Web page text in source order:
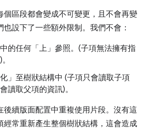
個區段都會變成不可變更，且不會再變
設下了一些額外限制。我們不會：
的任何「上」參照。(子項無法擁有指
」至樹狀結構中 (子項只會讀取子項
讀取父項的資訊)。
後續版面配置中重複使用片段。沒有這
經常重新產生整個樹狀結構，這會造成